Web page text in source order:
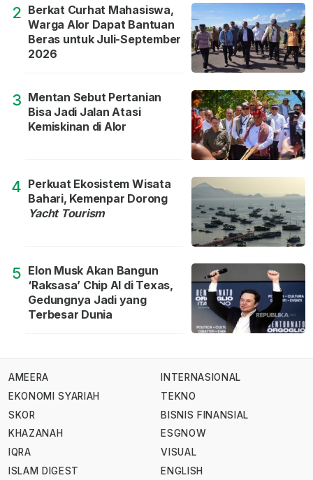
2 Berkat Curhat Mahasiswa,
Warga Alor Dapat Bantuan
Beras untuk Juli-September
2026
3 Mentan Sebut Pertanian
Bisa Jadi Jalan Atasi
Kemiskinan di Alor
4 Perkuat Ekosistem Wisata
Bahari, Kemenpar Dorong
Yacht Tourism
5 Elon Musk Akan Bangun
‘Raksasa’ Chip AI di Texas,
Gedungnya Jadi yang
Terbesar Dunia
AMEERA
EKONOMI SYARIAH
SKOR
KHAZANAH
IQRA
ISLAM DIGEST
INTERNASIONAL
TEKNO
BISNIS FINANSIAL
ESGNOW
VISUAL
ENGLISH